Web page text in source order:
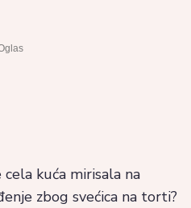
kuća mirisala na
zbog svećica na torti?